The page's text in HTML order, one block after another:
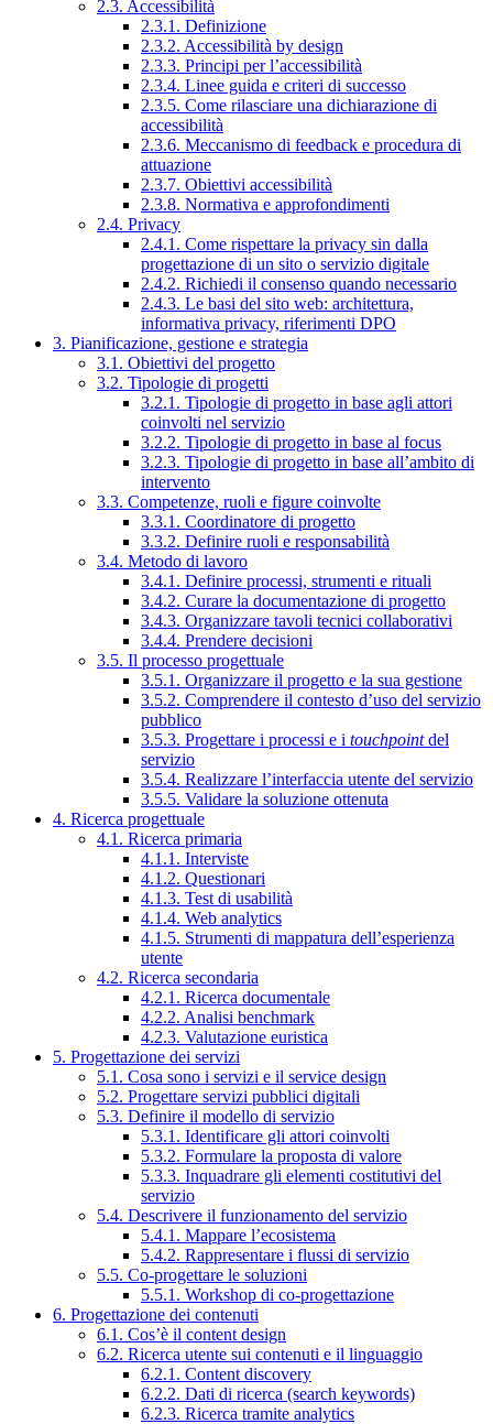
2.3. Accessibilità
2.3.1. Definizione
2.3.2. Accessibilità by design
2.3.3. Principi per l’accessibilità
2.3.4. Linee guida e criteri di successo
2.3.5. Come rilasciare una dichiarazione di
accessibilità
2.3.6. Meccanismo di feedback e procedura di
attuazione
2.3.7. Obiettivi accessibilità
2.3.8. Normativa e approfondimenti
2.4. Privacy
2.4.1. Come rispettare la privacy sin dalla
progettazione di un sito o servizio digitale
2.4.2. Richiedi il consenso quando necessario
2.4.3. Le basi del sito web: architettura,
informativa privacy, riferimenti DPO
3. Pianificazione, gestione e strategia
3.1. Obiettivi del progetto
3.2. Tipologie di progetti
3.2.1. Tipologie di progetto in base agli attori
coinvolti nel servizio
3.2.2. Tipologie di progetto in base al focus
3.2.3. Tipologie di progetto in base all’ambito di
intervento
3.3. Competenze, ruoli e figure coinvolte
3.3.1. Coordinatore di progetto
3.3.2. Definire ruoli e responsabilità
3.4. Metodo di lavoro
3.4.1. Definire processi, strumenti e rituali
3.4.2. Curare la documentazione di progetto
3.4.3. Organizzare tavoli tecnici collaborativi
3.4.4. Prendere decisioni
3.5. Il processo progettuale
3.5.1. Organizzare il progetto e la sua gestione
3.5.2. Comprendere il contesto d’uso del servizio
pubblico
3.5.3. Progettare i processi e i touchpointdel
servizio
3.5.4. Realizzare l’interfaccia utente del servizio
3.5.5. Validare la soluzione ottenuta
4. Ricerca progettuale
4.1. Ricerca primaria
4.1.1. Interviste
4.1.2. Questionari
4.1.3. Test di usabilità
4.1.4. Web analytics
4.1.5. Strumenti di mappatura dell’esperienza
utente
4.2. Ricerca secondaria
4.2.1. Ricerca documentale
4.2.2. Analisi benchmark
4.2.3. Valutazione euristica
5. Progettazione dei servizi
5.1. Cosa sono i servizi e il service design
5.2. Progettare servizi pubblici digitali
5.3. Definire il modello di servizio
5.3.1. Identificare gli attori coinvolti
5.3.2. Formulare la proposta di valore
5.3.3. Inquadrare gli elementi costitutivi del
servizio
5.4. Descrivere il funzionamento del servizio
5.4.1. Mappare l’ecosistema
5.4.2. Rappresentare i flussi di servizio
5.5. Co-progettare le soluzioni
5.5.1. Workshop di co-progettazione
6. Progettazione dei contenuti
6.1. Cos’è il content design
6.2. Ricerca utente sui contenuti e il linguaggio
6.2.1. Content discovery
6.2.2. Dati di ricerca (search keywords)
6.2.3. Ricerca tramite analytics